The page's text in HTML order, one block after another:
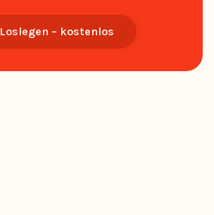
Loslegen – kostenlos